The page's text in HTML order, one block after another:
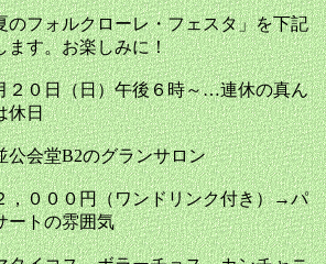
フォルクローレ・フェスタ」を下記
ます。お楽しみに！
日（日）午後６時～…連休の真ん
休日
堂B2のグランサロン
００円（ワンドリンク付き）→パ
ートの雰囲気